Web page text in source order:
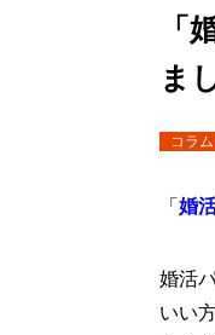
「
ま
コラ
「 婚
婚活
いい